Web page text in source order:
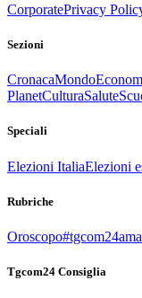
CorporatePrivacy
Sezioni
CronacaMondo
PlanetCulturaSalute
Speciali
Elezioni ItaliaElezioni
Rubriche
Oroscopo
Tgcom24 Consiglia